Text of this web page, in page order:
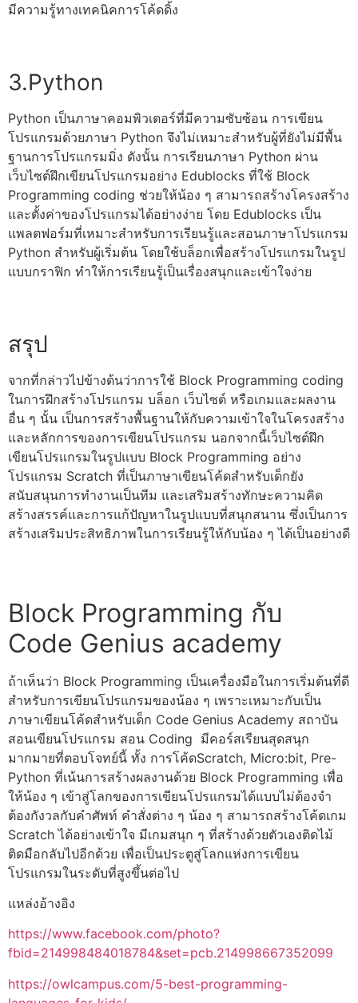
มีความรู้ทางเทคนิคการโค้ดดิ้ง
3.Python
Python เป็นภาษาคอมพิวเตอร์ที่มีความซับซ้อน การเขียน
โปรแกรมด้วยภาษา Python จึงไม่เหมาะสำหรับผู้ที่ยังไม่มีพื้น
ฐานการโปรแกรมมิ่ง ดังนั้น การเรียนภาษา Python ผ่าน
เว็บไซต์ฝึกเขียนโปรแกรมอย่าง Edublocks ที่ใช้ Block
Programming coding ช่วยให้น้อง ๆ สามารถสร้างโครงสร้าง
และตั้งค่าของโปรแกรมได้อย่างง่าย โดย Edublocks เป็น
แพลตฟอร์มที่เหมาะสำหรับการเรียนรู้และสอนภาษาโปรแกรม
Python สำหรับผู้เริ่มต้น โดยใช้บล็อกเพื่อสร้างโปรแกรมในรูป
แบบกราฟิก ทำให้การเรียนรู้เป็นเรื่องสนุกและเข้าใจง่าย
สรุป
จากที่กล่าวไปข้างต้นว่าการใช้ Block Programming coding
ในการฝึกสร้างโปรแกรม บล็อก เว็บไซต์ หรือเกมและผลงาน
อื่น ๆ นั้น เป็นการสร้างพื้นฐานให้กับความเข้าใจในโครงสร้าง
และหลักการของการเขียนโปรแกรม นอกจากนี้เว็บไซต์ฝึก
เขียนโปรแกรมในรูปแบบ Block Programming อย่าง
โปรแกรม Scratch ที่เป็นภาษาเขียนโค้ดสำหรับเด็กยัง
สนับสนุนการทำงานเป็นทีม และเสริมสร้างทักษะความคิด
สร้างสรรค์และการแก้ปัญหาในรูปแบบที่สนุกสนาน ซึ่งเป็นการ
สร้างเสริมประสิทธิภาพในการเรียนรู้ให้กับน้อง ๆ ได้เป็นอย่างดี
Block Programming กับ
Code Genius academy
ถ้าเห็นว่า Block Programming เป็นเครื่องมือในการเริ่มต้นที่ดี
สำหรับการเขียนโปรแกรมของน้อง ๆ เพราะเหมาะกับเป็น
ภาษาเขียนโค้ดสำหรับเด็ก Code Genius Academy สถาบัน
สอนเขียนโปรแกรม สอน Coding มีคอร์สเรียนสุดสนุก
มากมายที่ตอบโจทย์นี้ ทั้ง การโค้ดScratch, Micro:bit, Pre-
Python ที่เน้นการสร้างผลงานด้วย Block Programming เพื่อ
ให้น้อง ๆ เข้าสู่โลกของการเขียนโปรแกรมได้แบบไม่ต้องจำ
ต้องกังวลกับคำศัพท์ คำสั่งต่าง ๆ น้อง ๆ สามารถสร้างโค้ดเกม
Scratch ได้อย่างเข้าใจ มีเกมสนุก ๆ ที่สร้างด้วยตัวเองติดไม้
ติดมือกลับไปอีกด้วย เพื่อเป็นประตูสู่โลกแห่งการเขียน
โปรแกรมในระดับที่สูงขึ้นต่อไป
แหล่งอ้างอิง
https://www.facebook.com/photo?
fbid=214998484018784&set=pcb.214998667352099
https://owlcampus.com/5-best-programming-